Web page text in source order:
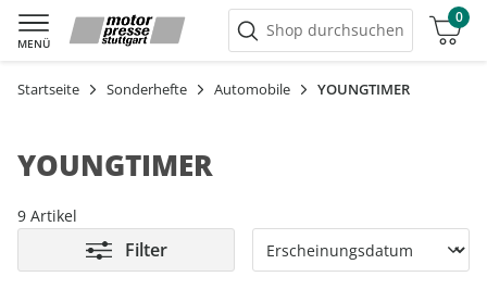
MENÜ
Shop durchsuchen
0
Warenkorb
Startseite Sonderhefte Automobile YOUNGTIMER
YOUNGTIMER
9 Artikel
Filter